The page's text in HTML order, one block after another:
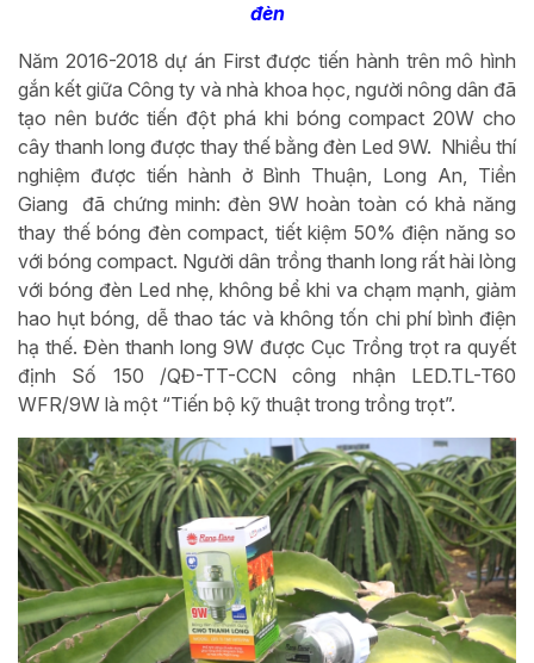
đèn
Năm 2016-2018 dự án First được tiến hành trên mô hình
gắn kết giữa Công ty và nhà khoa học, người nông dân đã
tạo nên bước tiến đột phá khi bóng compact 20W cho
cây thanh long được thay thế bằng đèn Led 9W. Nhiều thí
nghiệm được tiến hành ở Bình Thuận, Long An, Tiền
Giang đã chứng minh: đèn 9W hoàn toàn có khả năng
thay thế bóng đèn compact, tiết kiệm 50% điện năng so
với bóng compact. Người dân trồng thanh long rất hài lòng
với bóng đèn Led nhẹ, không bể khi va chạm mạnh, giảm
hao hụt bóng, dễ thao tác và không tốn chi phí bình điện
hạ thế. Đèn thanh long 9W được Cục Trồng trọt ra quyết
định Số 150 /QĐ-TT-CCN công nhận LED.TL-T60
WFR/9W là một “Tiến bộ kỹ thuật trong trồng trọt”.